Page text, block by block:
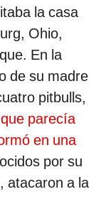
la casa
Ohio,
En la
de su madre
pitbulls,
parecía
en una
por su
atacaron a la